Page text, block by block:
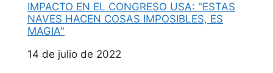
IMPACTO EN EL CONGRESO USA: "ESTAS
NAVES HACEN COSAS IMPOSIBLES, ES
MAGIA"
Fecha
14 de julio de 2022